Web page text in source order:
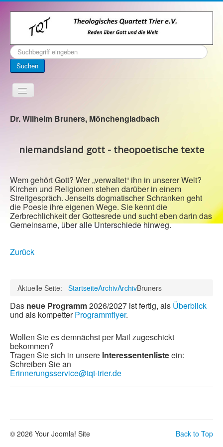
Suchen
...
Suchen
Toggle
Navigation
Startseite
Kontakt
Archiv
Impressum
Dr. Wilhelm Bruners, Mönchengladbach
niemandsland gott - theopoetische texte
Wem gehört Gott? Wer „verwaltet“ ihn in unserer Welt?
Kirchen und Religionen stehen darüber in einem
Streitgespräch. Jenseits dogmatischer Schranken geht
die Poesie ihre eigenen Wege. Sie kennt die
Zerbrechlichkeit der Gottesrede und sucht eben darin das
Gemeinsame, über alle Unterschiede hinweg.
Zurück
Aktuelle Seite: StartseiteArchivArchivBruners
Das neue Programm2026/2027 ist fertig, als Überblick
und als kompetterProgrammflyer.
Wollen Sie es demnächst per Mail zugeschickt
bekommen?
Tragen Sie sich in unsere Interessentenlisteein:
Schreiben Sie an
Erinnerungsservice@tqt-trier.de
Back to Top
© 2026 Your Joomla! Site